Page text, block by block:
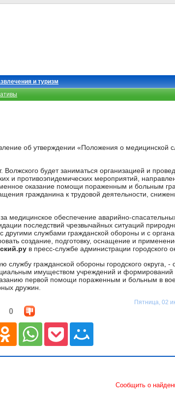
и туризм
об утверждении «Положения о медицинской
будет заниматься организацией и
и противоэпидемических мероприятий,
оказание помощи пораженным и больным
гражданина к трудовой деятельности,
медицинское обеспечение аварийно-
последствий чрезвычайных ситуаций
другими службами гражданской обороны и с
создание, подготовку, оснащение и
в пресс-службе администрации городского
гражданской обороны городского округа, -
имуществом учреждений и формирований
первой помощи пораженным и больным в
дружин.
Пятница, 02
0